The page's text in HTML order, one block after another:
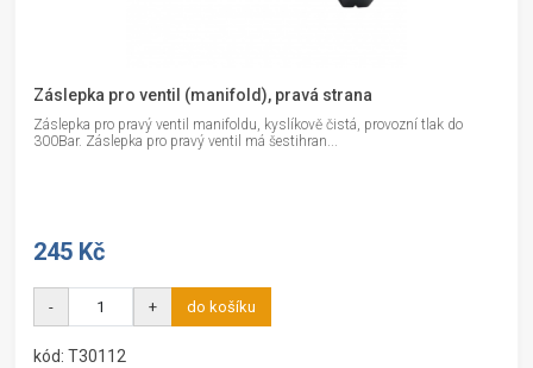
Záslepka pro ventil (manifold), pravá strana
Záslepka pro pravý ventil manifoldu, kyslíkově čistá, provozní tlak do
300Bar. Záslepka pro pravý ventil má šestihran...
245 Kč
- + do košíku
kód: T30112